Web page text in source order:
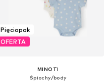
Pięciopak
OFERTA
MINOTI
Śpiochy/body